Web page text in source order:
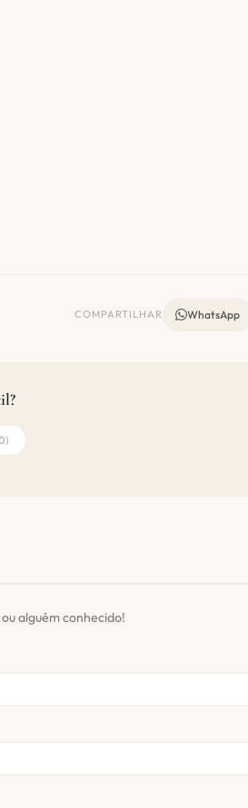
COMPARTILHAR WhatsApp
)
alguém conhecido!